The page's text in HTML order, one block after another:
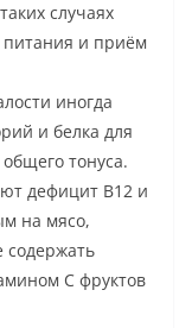
случаях
питания и приём
иногда
и белка для
тонуса.
дефицит B12 и
на мясо,
содержать
C фруктов